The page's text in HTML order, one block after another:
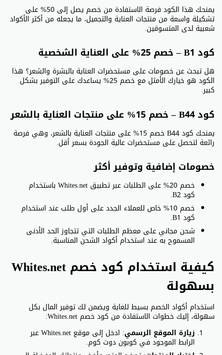
يمنحك هذا الكود فرصة الاستفادة من خصم يصل إلى 50% على
تشكيلة واسعة من منتجات العناية والتجميل، ما يجعله من أكثر الأكواد
شعبية لدى المتسوقين.
كود B1 – خصم 25% على العناية الشخصية
هل تبحث عن خصومات على مستحضرات العناية بالبشرة والشعر؟ هذا
الكود هو خيارك الأمثل مع خصم 25% يساعدك على التوفير بشكل
كبير.
كود B44 – خصم 15% على منتجات العناية بالشعر
يمنحك كود B44 خصم 15% على منتجات العناية بالشعر، وهي فرصة
رائعة لتحصل على مستحضرات عالية الجودة بسعر أقل.
خصومات إضافية وتوفير أكثر
خصم 20% على الطلبات عبر تطبيق Whites.net باستخدام
كود B2.
خصم 10% خاص للعملاء الجدد على أول طلب عند استخدام
كود B1.
شحن مجاني على معظم الطلبات التي تتجاوز الحد الأدنى
المسموح به عند استخدام أكواد الشحن المناسبة.
كيفية استخدام كود خصم Whites.net
بسهولة
استخدام أكواد الخصم بسيط للغاية ويضمن لك توفير المال بكل
سهولة، إليك خطوات الاستفادة من كود خصم Whites.net:
زيارة الموقع الرسمي
: ادخل إلى موقع Whites.net عبر
الرابط الموجود في كوبون دوت كوم.